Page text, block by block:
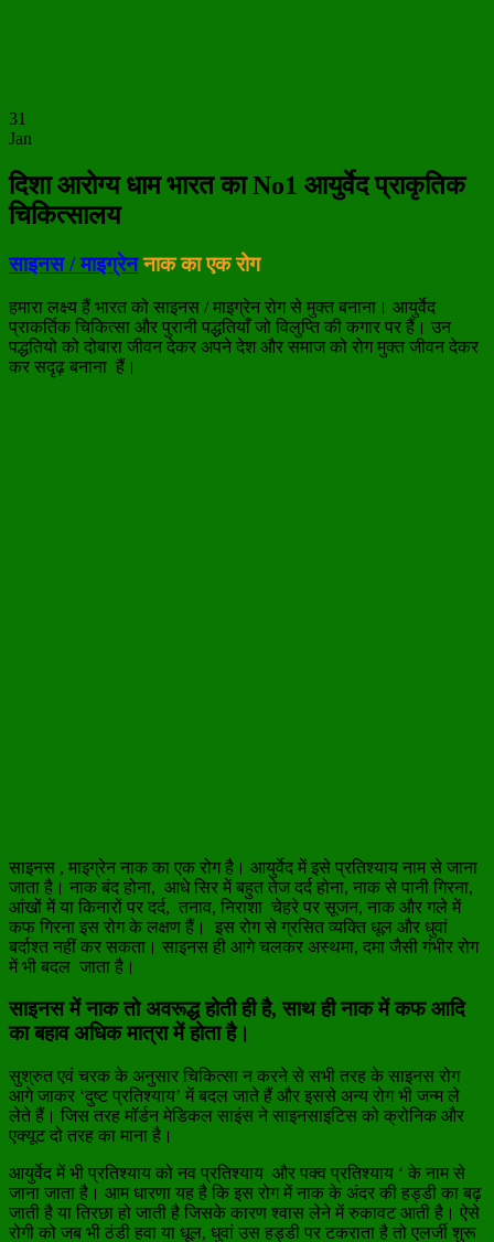
31
Jan
दिशा आरोग्य धाम भारत का No1 आयुर्वेद प्राकृतिक
चिकित्सालय
साइनस / माइग्रेननाक का एक रोग
हमारा लक्ष्य हैं भारत को साइनस / माइग्रेन रोग से मुक्त बनाना। आयुर्वेद
प्राकर्तिक चिकित्सा और पुरानी पद्धतियाँ जो विलुप्ति की कगार पर हैं। उन
पद्धतियो को दोबारा जीवन देकर अपने देश और समाज को रोग मुक्त जीवन देकर
कर सदृढ़ बनाना हैं।
साइनस , माइग्रेन नाक का एक रोग है। आयुर्वेद में इसे प्रतिश्याय नाम से जाना
जाता है। नाक बंद होना, आधे सिर में बहुत तेज दर्द होना, नाक से पानी गिरना,
आंखों में या किनारों पर दर्द, तनाव, निराशा चेहरे पर सूजन, नाक और गले में
कफ गिरना इस रोग के लक्षण हैं। इस रोग से ग्रसित व्यक्ति धूल और धुवां
बर्दाश्त नहीं कर सकता। साइनस ही आगे चलकर अस्थमा, दमा जैसी गंभीर रोग
में भी बदल जाता है।
साइनस में नाक तो अवरूद्ध होती ही है, साथ ही नाक में कफ आदि
का बहाव अधिक मात्रा में होता है।
सुश्रुत एवं चरक के अनुसार चिकित्सा न करने से सभी तरह के साइनस रोग
आगे जाकर ‘दुष्ट प्रतिश्याय’ में बदल जाते हैं और इससे अन्य रोग भी जन्म ले
लेते हैं। जिस तरह मॉर्डन मेडिकल साइंस ने साइनसाइटिस को क्रोनिक और
एक्यूट दो तरह का माना है।
आयुर्वेद में भी प्रतिश्याय को नव प्रतिश्याय और पक्व प्रतिश्याय ‘ के नाम से
जाना जाता है। आम धारणा यह है कि इस रोग में नाक के अंदर की हड्डी का बढ़
जाती है या तिरछा हो जाती है जिसके कारण श्वास लेने में रुकावट आती है। ऐसे
रोगी को जब भी ठंडी हवा या धूल, धुवां उस हड्डी पर टकराता है तो एलर्जी शुरू